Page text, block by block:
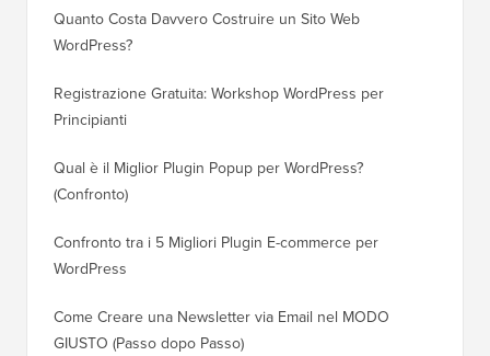
Quanto Costa Davvero Costruire un Sito Web
WordPress?
Registrazione Gratuita: Workshop WordPress per
Principianti
Qual è il Miglior Plugin Popup per WordPress?
(Confronto)
Confronto tra i 5 Migliori Plugin E-commerce per
WordPress
Come Creare una Newsletter via Email nel MODO
GIUSTO (Passo dopo Passo)